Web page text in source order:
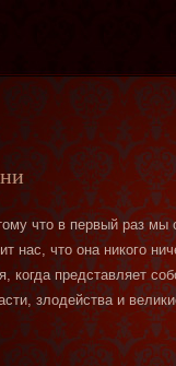
что в первый раз
нас, что она никого
когда представляет
злодейства и